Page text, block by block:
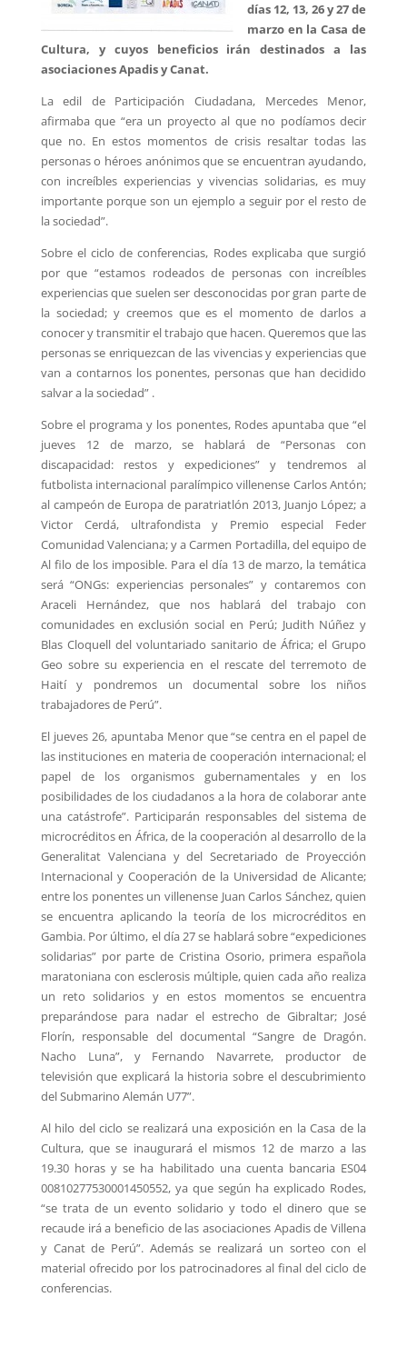
días 12, 13, 26 y 27 de
marzo en la Casa de
Cultura, y cuyos beneficios irán destinados a las
asociaciones Apadis y Canat.
La edil de Participación Ciudadana, Mercedes Menor,
afirmaba que “era un proyecto al que no podíamos decir
que no. En estos momentos de crisis resaltar todas las
personas o héroes anónimos que se encuentran ayudando,
con increíbles experiencias y vivencias solidarias, es muy
importante porque son un ejemplo a seguir por el resto de
la sociedad”.
Sobre el ciclo de conferencias, Rodes explicaba que surgió
por que “estamos rodeados de personas con increíbles
experiencias que suelen ser desconocidas por gran parte de
la sociedad; y creemos que es el momento de darlos a
conocer y transmitir el trabajo que hacen. Queremos que las
personas se enriquezcan de las vivencias y experiencias que
van a contarnos los ponentes, personas que han decidido
salvar a la sociedad” .
Sobre el programa y los ponentes, Rodes apuntaba que “el
jueves 12 de marzo, se hablará de “Personas con
discapacidad: restos y expediciones” y tendremos al
futbolista internacional paralímpico villenense Carlos Antón;
al campeón de Europa de paratriatlón 2013, Juanjo López; a
Victor Cerdá, ultrafondista y Premio especial Feder
Comunidad Valenciana; y a Carmen Portadilla, del equipo de
Al filo de los imposible. Para el día 13 de marzo, la temática
será “ONGs: experiencias personales” y contaremos con
Araceli Hernández, que nos hablará del trabajo con
comunidades en exclusión social en Perú; Judith Núñez y
Blas Cloquell del voluntariado sanitario de África; el Grupo
Geo sobre su experiencia en el rescate del terremoto de
Haití y pondremos un documental sobre los niños
trabajadores de Perú”.
El jueves 26, apuntaba Menor que “se centra en el papel de
las instituciones en materia de cooperación internacional; el
papel de los organismos gubernamentales y en los
posibilidades de los ciudadanos a la hora de colaborar ante
una catástrofe”. Participarán responsables del sistema de
microcréditos en África, de la cooperación al desarrollo de la
Generalitat Valenciana y del Secretariado de Proyección
Internacional y Cooperación de la Universidad de Alicante;
entre los ponentes un villenense Juan Carlos Sánchez, quien
se encuentra aplicando la teoría de los microcréditos en
Gambia. Por último, el día 27 se hablará sobre “expediciones
solidarias” por parte de Cristina Osorio, primera española
maratoniana con esclerosis múltiple, quien cada año realiza
un reto solidarios y en estos momentos se encuentra
preparándose para nadar el estrecho de Gibraltar; José
Florín, responsable del documental “Sangre de Dragón.
Nacho Luna”, y Fernando Navarrete, productor de
televisión que explicará la historia sobre el descubrimiento
del Submarino Alemán U77”.
Al hilo del ciclo se realizará una exposición en la Casa de la
Cultura, que se inaugurará el mismos 12 de marzo a las
19.30 horas y se ha habilitado una cuenta bancaria ES04
00810277530001450552, ya que según ha explicado Rodes,
“se trata de un evento solidario y todo el dinero que se
recaude irá a beneficio de las asociaciones Apadis de Villena
y Canat de Perú”. Además se realizará un sorteo con el
material ofrecido por los patrocinadores al final del ciclo de
conferencias.